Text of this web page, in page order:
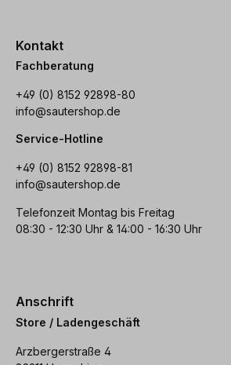
Kontakt
Fachberatung
+49 (0) 8152 92898-80
info@sautershop.de
Service-Hotline
+49 (0) 8152 92898-81
info@sautershop.de
Telefonzeit Montag bis Freitag
08:30 - 12:30 Uhr & 14:00 - 16:30 Uhr
Anschrift
Store / Ladengeschäft
Arzbergerstraße 4